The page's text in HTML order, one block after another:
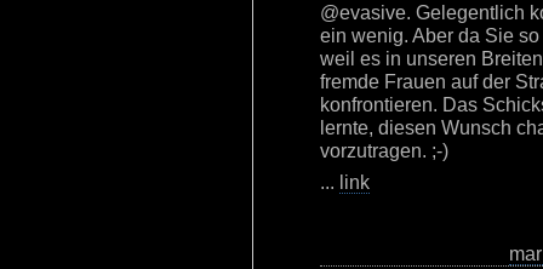
@evasive. Gelegentlich
ein wenig. Aber da Sie
weil es in unseren
fremde Frauen auf der
konfrontieren. Das
lernte, diesen Wunsch
vorzutragen. ;-)
... link